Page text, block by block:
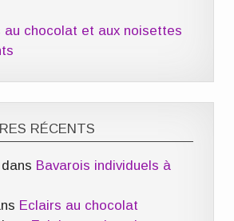
au chocolat et aux noisettes
RÉCENTS
dans Bavarois individuels à
Eclairs au chocolat